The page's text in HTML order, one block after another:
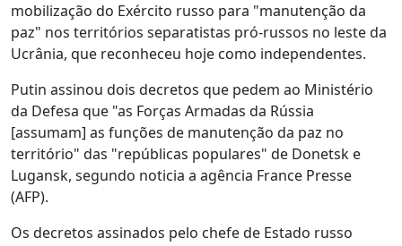
mobilização do Exército russo para "manutenção da
paz" nos territórios separatistas pró-russos no leste da
Ucrânia, que reconheceu hoje como independentes.
Putin assinou dois decretos que pedem ao Ministério
da Defesa que "as Forças Armadas da Rússia
[assumam] as funções de manutenção da paz no
território" das "repúblicas populares" de Donetsk e
Lugansk, segundo noticia a agência France Presse
(AFP).
Os decretos assinados pelo chefe de Estado russo